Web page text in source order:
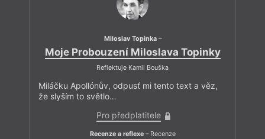
Miloslav Topinka–
Moje Probouzení Miloslava Topinky
Reflektuje Kamil Bouška
Miláčku Apollónův, odpusť mi tento text a věz,
že slyším to světlo…
Pro předplatitele
Recenze a reflexe– Recenze